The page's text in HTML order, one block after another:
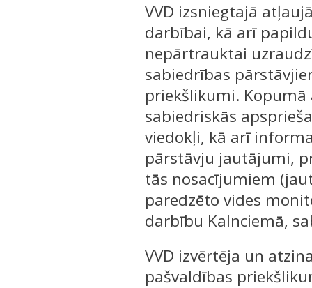
VVD izsniegtajā
darbībai, kā arī
nepārtrauktai
sabiedrības
priekšlikumi.
sabiedriskās
viedokļi, kā arī
pārstāvju jautājumi,
tās nosacījumiem
paredzēto vides
darbību Kalnciemā,
VVD izvērtēja un
pašvaldības